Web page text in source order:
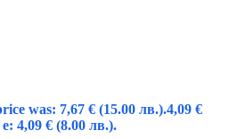
was: 7,67 € (15.00 лв.).4,09 €
4,09 € (8.00 лв.).